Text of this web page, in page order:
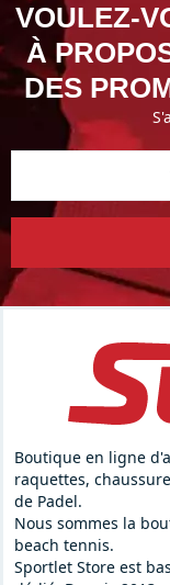
VOULEZ-
À
DES
Boutique en ligne
raquettes,
de Padel.
Nous sommes la
beach tennis.
Sportlet Store est